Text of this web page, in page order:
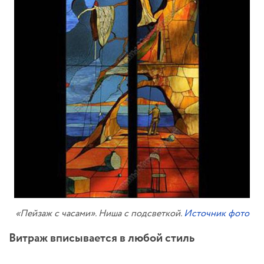
«Пейзаж с часами». Ниша с подсветкой.Источник фото
Витраж вписывается в любой стиль